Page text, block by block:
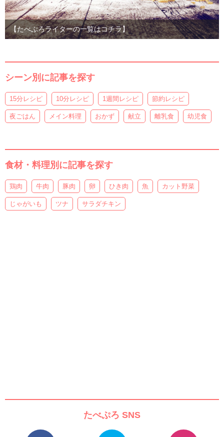
【たべぷろライターの一覧はコチラ】
シーン別に記事を探す
15分レシピ 10分レシピ 1週間レシピ 節約レシピ
夜ごはん メイン料理 おかず 献立 離乳食 幼児食
食材・料理別に記事を探す
鶏肉 牛肉 豚肉 卵 ひき肉 魚 カット野菜
じゃがいも ツナ サラダチキン
たべぷろ SNS